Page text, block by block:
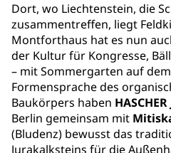
Dort, wo Liechtenstein, die
zusammentreffen, liegt
Montforthaus hat es nun
der Kultur für Kongresse,
– mit Sommergarten auf
Formensprache des
Baukörpers haben
Berlin gemeinsam mit
(Bludenz) bewusst das
Jurakalksteins für die